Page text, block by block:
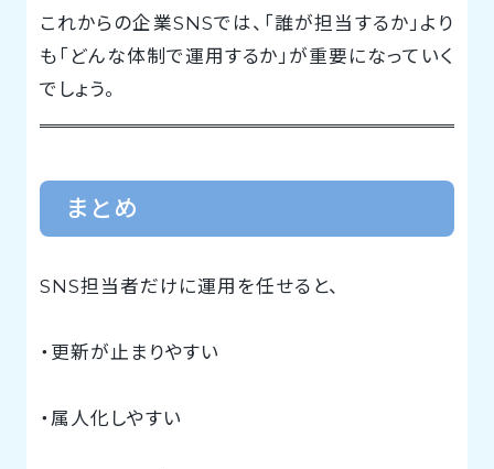
これからの企業SNSでは、「誰が担当するか」より
も「どんな体制で運用するか」が重要になっていく
でしょう。
まとめ
SNS担当者だけに運用を任せると、
・更新が止まりやすい
・属人化しやすい